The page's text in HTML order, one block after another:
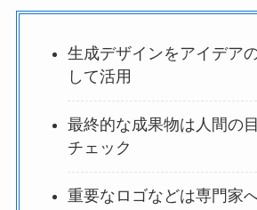
生成デザインをアイデア
して活用
最終的な成果物は人間の
チェック
重要なロゴなどは専門家